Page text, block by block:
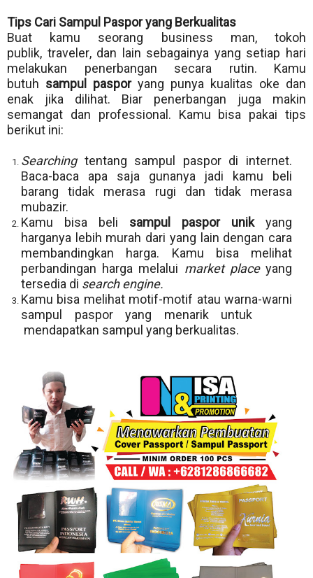
Tips Cari Sampul Paspor yang Berkualitas
Buat kamu seorang business man, tokoh
publik, traveler, dan lain sebagainya yang setiap hari
melakukan penerbangan secara rutin. Kamu
butuh sampul paspor yang punya kualitas oke dan
enak jika dilihat. Biar penerbangan juga makin
semangat dan professional. Kamu bisa pakai tips
berikut ini:
Searching tentang sampul paspor di internet.
Baca-baca apa saja gunanya jadi kamu beli
barang tidak merasa rugi dan tidak merasa
mubazir.
Kamu bisa beli sampul paspor unik yang
harganya lebih murah dari yang lain dengan cara
membandingkan harga. Kamu bisa melihat
perbandingan harga melalui market placeyang
tersedia di search engine.
Kamu bisa melihat motif-motif atau warna-warni
sampul paspor yang menarik untuk
mendapatkan sampul yang berkualitas.